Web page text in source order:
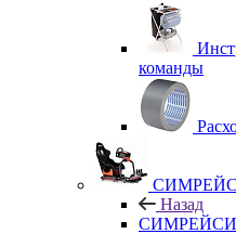
команды
Назад